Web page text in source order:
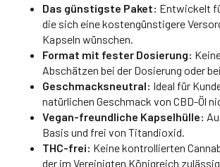
Das günstigste Paket: Entwickelt
die sich eine kostengünstigere
Kapseln wünschen.
Format mit fester Dosierung:
Abschätzen bei der Dosierung oder
Geschmacksneutral: Ideal für
natürlichen Geschmack von CBD-Öl
Vegan-freundliche Kapselhülle:
Basis und frei von Titandioxid.
THC-frei: Keine kontrollierten
der im Vereinigten Königreich